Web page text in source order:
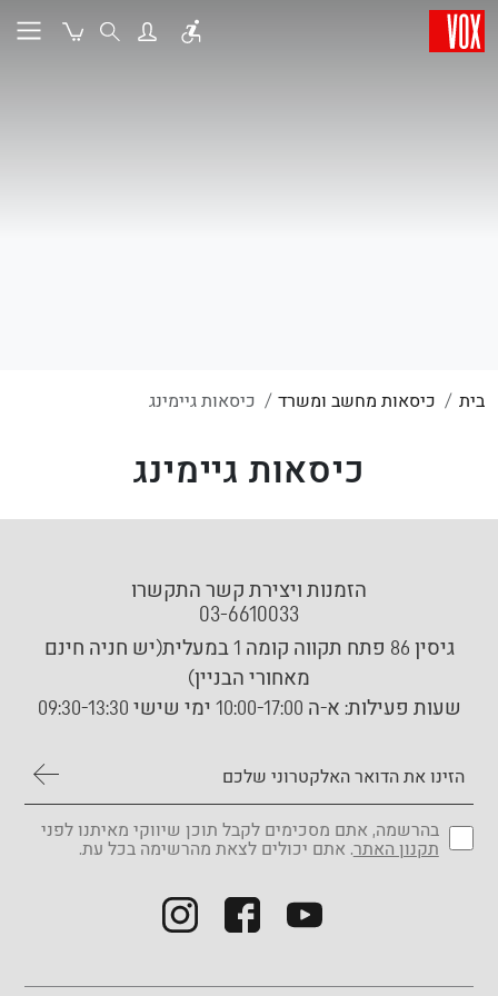
בית כיסאות מחשב ומשרד כיסאות גיימינג
כיסאות גיימינג
הזמנות ויצירת קשר התקשרו
03-6610033
גיסין 86 פתח תקווה קומה 1 במעלית(יש חניה חינם
מאחורי הבניין)
שעות פעילות: א-ה 10:00-17:00 ימי שישי 09:30-13:30
בהרשמה, אתם מסכימים לקבל תוכן שיווקי מאיתנו לפני
תקנון האתר. אתם יכולים לצאת מהרשימה בכל עת.